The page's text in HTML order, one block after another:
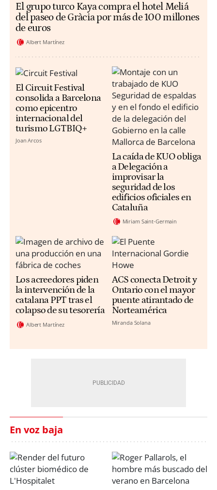
El grupo turco Kaya compra el hotel Meliá
del paseo de Gràcia por más de 100 millones
de euros
Albert Martínez
El Circuit Festival
consolida a Barcelona
como epicentro
internacional del
turismo LGTBIQ+
Joan Arcos
La caída de KUO obliga
a Delegación a
improvisar la
seguridad de los
edificios oficiales en
Cataluña
Miriam Saint-Germain
Los acreedores piden
la intervención de la
catalana PPT tras el
colapso de su tesorería
Albert Martínez
ACS conecta Detroit y
Ontario con el mayor
puente atirantado de
Norteamérica
Miranda Solana
En voz baja